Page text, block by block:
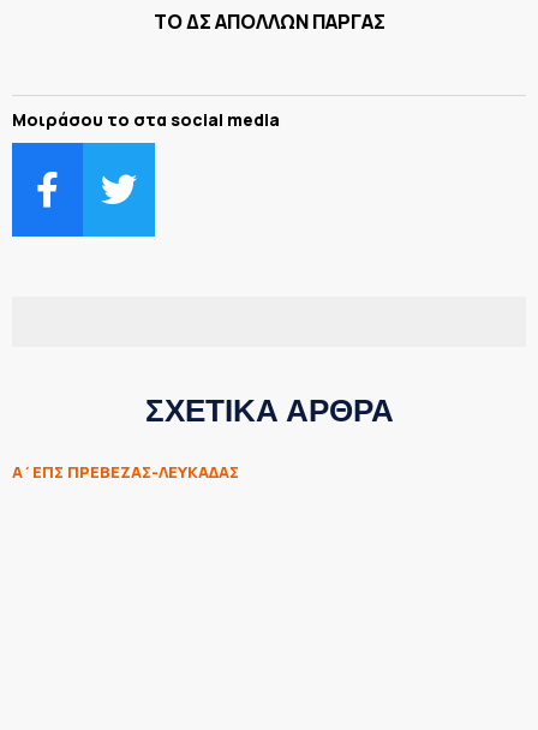
ΤΟ ΔΣ ΑΠΟΛΛΩΝ ΠΑΡΓΑΣ
Μοιράσου το στα social media
ΣΧΕΤΙΚΑ ΑΡΘΡΑ
Α΄ΕΠΣ ΠΡΕΒΕΖΑΣ-ΛΕΥΚΑΔΑΣ